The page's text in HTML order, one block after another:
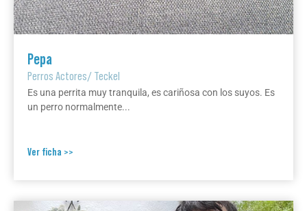
Pepa
Perros Actores/ Teckel
Es una perrita muy tranquila, es cariñosa con los suyos. Es
un perro normalmente...
Ver ficha >>